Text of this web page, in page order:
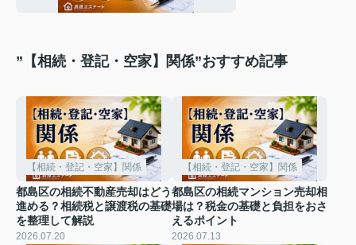
”【相続・登記・空家】関係”おすすめ記事
【相続・登記・空家】関係
都島区の相続不動産売却はどう
進める？相続税と譲渡税の基礎
を整理して解説
2026.07.20
【相続・登記・空家】関係
都島区の相続マンション売却相
場は？税金の基礎と負担をおさ
えるポイント
2026.07.13